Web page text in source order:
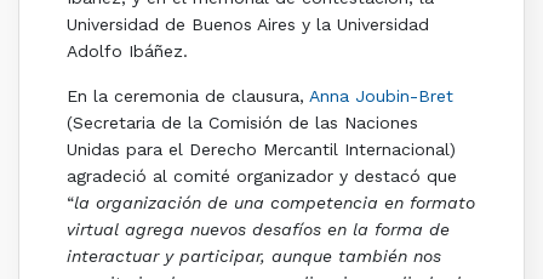
Universidad de Buenos Aires y la Universidad
Adolfo Ibáñez.
En la ceremonia de clausura, Anna Joubin-Bret
(Secretaria de la Comisión de las Naciones
Unidas para el Derecho Mercantil Internacional)
agradeció al comité organizador y destacó que
“la organización de una competencia en formato
virtual agrega nuevos desafíos en la forma de
interactuar y participar, aunque también nos